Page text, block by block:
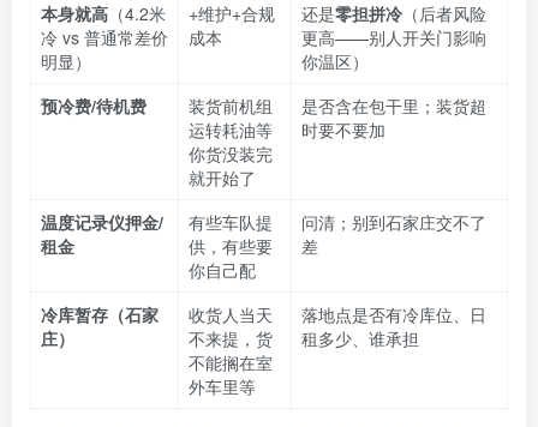
本身就高 （4.2米
冷 vs 普通常差价
明显）
+维护+合规
成本
还是零担拼冷 （后者风险
更高——别人开关门影响
你温区）
预冷费/待机费
装货前机组
运转耗油等
你货没装完
就开始了
是否含在包干里；装货超
时要不要加
温度记录仪押金/
租金
有些车队提
供，有些要
你自己配
问清；别到石家庄交不了
差
冷库暂存（石家
庄）
收货人当天
不来提，货
不能搁在室
外车里等
落地点是否有冷库位、日
租多少、谁承担